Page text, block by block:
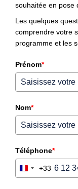
souhaitée en pose
Les quelques
comprendre votre
programme et les
Prénom*
Nom*
Téléphone*
France
+33